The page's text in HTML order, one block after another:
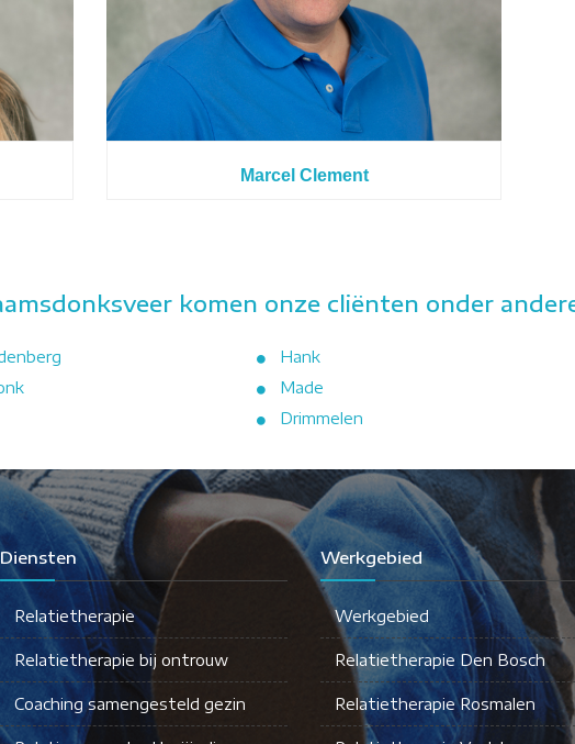
Marcel Clement
komen onze cliënten onder
Hank
Made
Drimmelen
Diensten
Relatietherapie
Relatietherapie bij ontrouw
Coaching samengesteld gezin
Werkgebied
Werkgebied
Relatietherapie Den Bosch
Relatietherapie Rosmalen